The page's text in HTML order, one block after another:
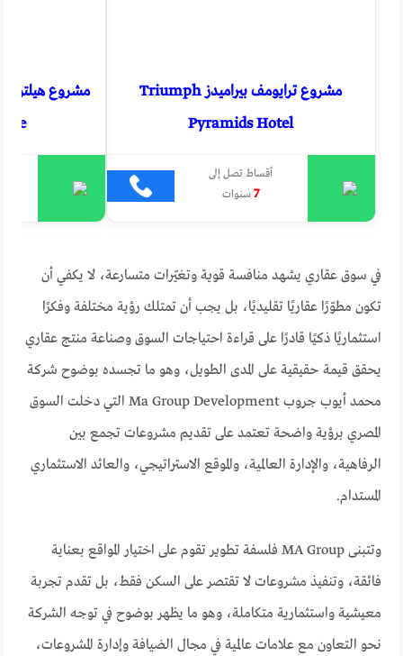
مشروع ترايومف بيراميدز Triumph
Pyramids Hotel
أقساط تصل إلى
7سنوات
في سوق عقاري يشهد منافسة قوية وتغيّرات متسارعة، لا يكفي أن
تكون مطوّرًا عقاريًا تقليديًا، بل يجب أن تمتلك رؤية مختلفة وفكرًا
استثماريًا ذكيًا قادرًا على قراءة احتياجات السوق وصناعة منتج عقاري
يحقق قيمة حقيقية على المدى الطويل، وهو ما تجسده بوضوح شركة
محمد أيوب جروب Ma Group Development التي دخلت السوق
المصري برؤية واضحة تعتمد على تقديم مشروعات تجمع بين
الرفاهية، والإدارة العالمية، والموقع الاستراتيجي، والعائد الاستثماري
المستدام.
وتتبنى MA Group فلسفة تطوير تقوم على اختيار المواقع بعناية
فائقة، وتنفيذ مشروعات لا تقتصر على السكن فقط، بل تقدم تجربة
معيشية واستثمارية متكاملة، وهو ما يظهر بوضوح في توجه الشركة
نحو التعاون مع علامات عالمية في مجال الضيافة وإدارة المشروعات،